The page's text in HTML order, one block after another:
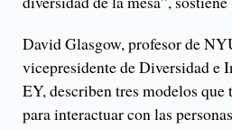
David Glasgow, profesor de
vicepresidente de Diversidad e
EY, describen tres modelos que
para interactuar con las